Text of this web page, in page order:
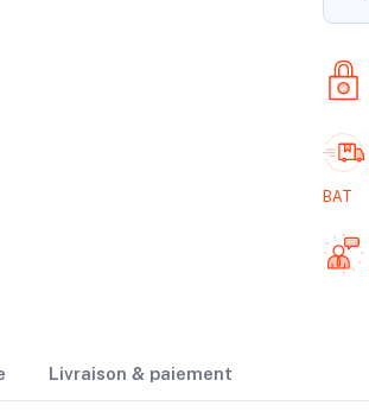
BAT
Livraison & paiement